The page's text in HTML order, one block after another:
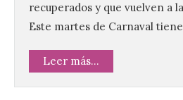
recuperados y que vuelven a
Este martes de Carnaval
Leer más...